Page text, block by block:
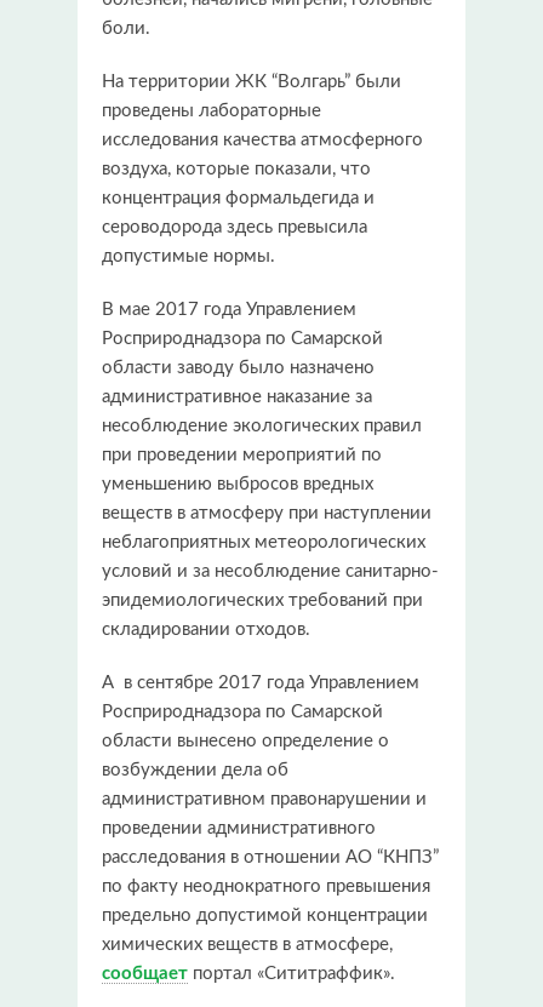
боли.
На территории ЖК “Волгарь” были
проведены лабораторные
исследования качества атмосферного
воздуха, которые показали, что
концентрация формальдегида и
сероводорода здесь превысила
допустимые нормы.
В мае 2017 года Управлением
Росприроднадзора по Самарской
области заводу было назначено
административное наказание за
несоблюдение экологических правил
при проведении мероприятий по
уменьшению выбросов вредных
веществ в атмосферу при наступлении
неблагоприятных метеорологических
условий и за несоблюдение санитарно-
эпидемиологических требований при
складировании отходов.
А в сентябре 2017 года Управлением
Росприроднадзора по Самарской
области вынесено определение о
возбуждении дела об
административном правонарушении и
проведении административного
расследования в отношении АО “КНПЗ”
по факту неоднократного превышения
предельно допустимой концентрации
химических веществ в атмосфере,
сообщает портал «Сититраффик».